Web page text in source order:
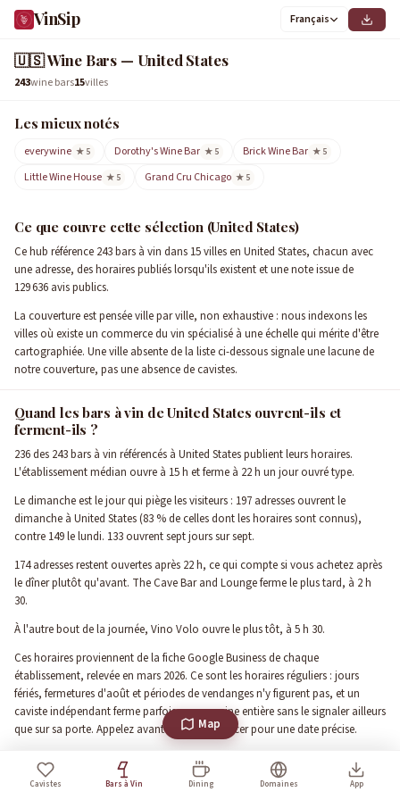
VinSip Français
🇺🇸Wine Bars — United States
243wine bars15villes
Les mieux notés
everywine ★ 5 Dorothy's Wine Bar ★ 5 Brick Wine Bar ★ 5
Little Wine House ★ 5 Grand Cru Chicago ★ 5
Ce que couvre cette sélection (United States)
Ce hub référence 243 bars à vin dans 15 villes en United States, chacun avec
une adresse, des horaires publiés lorsqu'ils existent et une note issue de
129 636 avis publics.
La couverture est pensée ville par ville, non exhaustive : nous indexons les
villes où existe un commerce du vin spécialisé à une échelle qui mérite d'être
cartographiée. Une ville absente de la liste ci-dessous signale une lacune de
notre couverture, pas une absence de cavistes.
Quand les bars à vin de United States ouvrent-ils et
ferment-ils ?
236 des 243 bars à vin référencés à United States publient leurs horaires.
L'établissement médian ouvre à 15 h et ferme à 22 h un jour ouvré type.
Le dimanche est le jour qui piège les visiteurs : 197 adresses ouvrent le
dimanche à United States (83 % de celles dont les horaires sont connus),
contre 149 le lundi. 133 ouvrent sept jours sur sept.
174 adresses restent ouvertes après 22 h, ce qui compte si vous achetez après
le dîner plutôt qu'avant. The Cave Bar and Lounge ferme le plus tard, à 2 h
30.
À l'autre bout de la journée, Vino Volo ouvre le plus tôt, à 5 h 30.
Ces horaires proviennent de la fiche Google Business de chaque
établissement, relevée en mars 2026. Ce sont les horaires réguliers : jours
fériés, fermetures d'août et périodes de vendanges n'y figurent pas, et un
caviste indépendant ferme parfois une semaine entière sans le signaler ailleurs
que sur sa porte. Appelez avant de vous déplacer pour une date précise.
Une remarque de méthode : l'heure médiane n'est pas l'heure moyenne, et
c'est voulu. Une seule adresse ouverte jusqu'à 2 h du matin décale une
moyenne de plusieurs heures et donne une image fausse de la ville ; la
Cavistes Bars à Vin Dining Domaines App
Map